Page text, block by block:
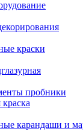
краски
пробники
карандаши и